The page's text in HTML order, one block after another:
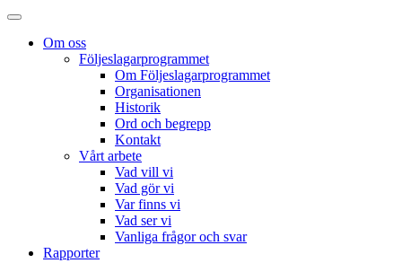
Om oss
Följeslagarprogrammet
Om Följeslagarprogrammet
Organisationen
Historik
Ord och begrepp
Kontakt
Vårt arbete
Vad vill vi
Vad gör vi
Var finns vi
Vad ser vi
Vanliga frågor och svar
Rapporter